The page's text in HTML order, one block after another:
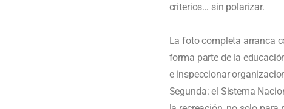
criterios… sin polarizar.
La foto completa arranca
forma parte de la
e inspeccionar
Segunda: el Sistema